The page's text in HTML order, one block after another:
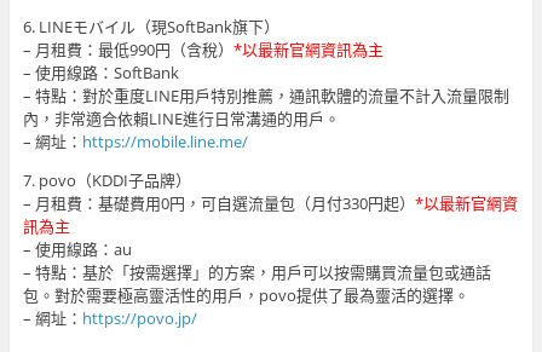
6. LINEモバイル（現SoftBank旗下）
– 月租費：最低990円（含稅） *以最新官網資訊為主
– 使用線路：SoftBank
– 特點：對於重度LINE用戶特別推薦，通訊軟體的流量不計入流量限制
內，非常適合依賴LINE進行日常溝通的用戶。
– 網址： https://mobile.line.me/
7. povo（KDDI子品牌）
– 月租費：基礎費用0円，可自選流量包（月付330円起） *以最新官網資
訊為主
– 使用線路：au
– 特點：基於「按需選擇」的方案，用戶可以按需購買流量包或通話
包。對於需要極高靈活性的用戶，povo提供了最為靈活的選擇。
– 網址： https://povo.jp/